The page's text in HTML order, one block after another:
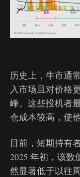
历史上，牛市通
入市场且对价格
峰。这些投机者
仓成本较高，使
目前，短期持有
2025 年初，该数
然显著低于以往